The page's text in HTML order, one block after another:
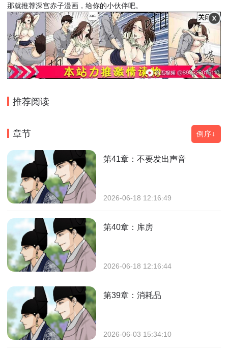
那就推荐深宫赤子漫画，给你的小伙伴吧。
推荐阅读
章节 倒序↓
第41章：不要发出声音
2026-06-18 12:16:49
第40章：库房
2026-06-18 12:16:44
第39章：消耗品
2026-06-03 15:34:10